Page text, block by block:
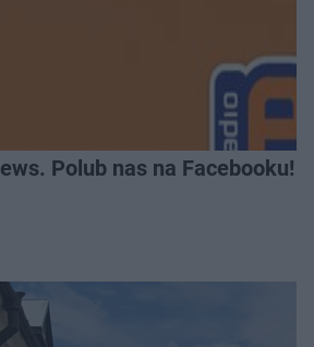
Polub nas na Facebooku!